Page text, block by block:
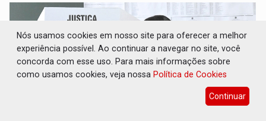
Nós usamos cookies em nosso site para oferecer a melhor
experiência possível. Ao continuar a navegar no site, você
concorda com esse uso. Para mais informações sobre
como usamos cookies, veja nossa Política de Cookies
Continuar